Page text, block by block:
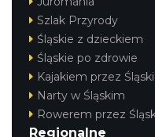
Szlak Przyrody
Śląskie z dzieckiem
Śląskie po zdrowie
Kajakiem przez
Narty w Śląskim
Rowerem przez
Regionalne